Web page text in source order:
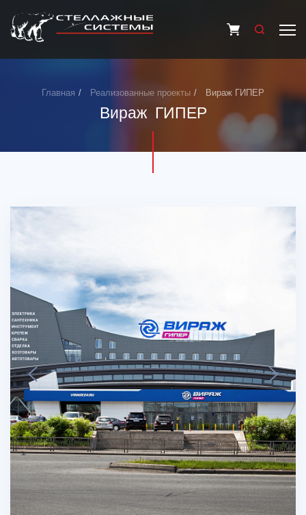
Главная Реализованные проекты Вираж ГИПЕР
Вираж ГИПЕР